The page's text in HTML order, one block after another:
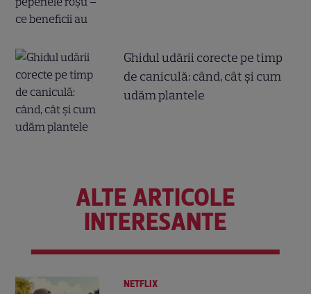
Ghidul udării corecte pe timp
de caniculă: când, cât şi cum
udăm plantele
ALTE ARTICOLE
INTERESANTE
NETFLIX